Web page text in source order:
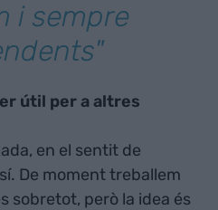
i sempre
útil per a altres
en el sentit de
De moment treballem
sobretot, però la idea és